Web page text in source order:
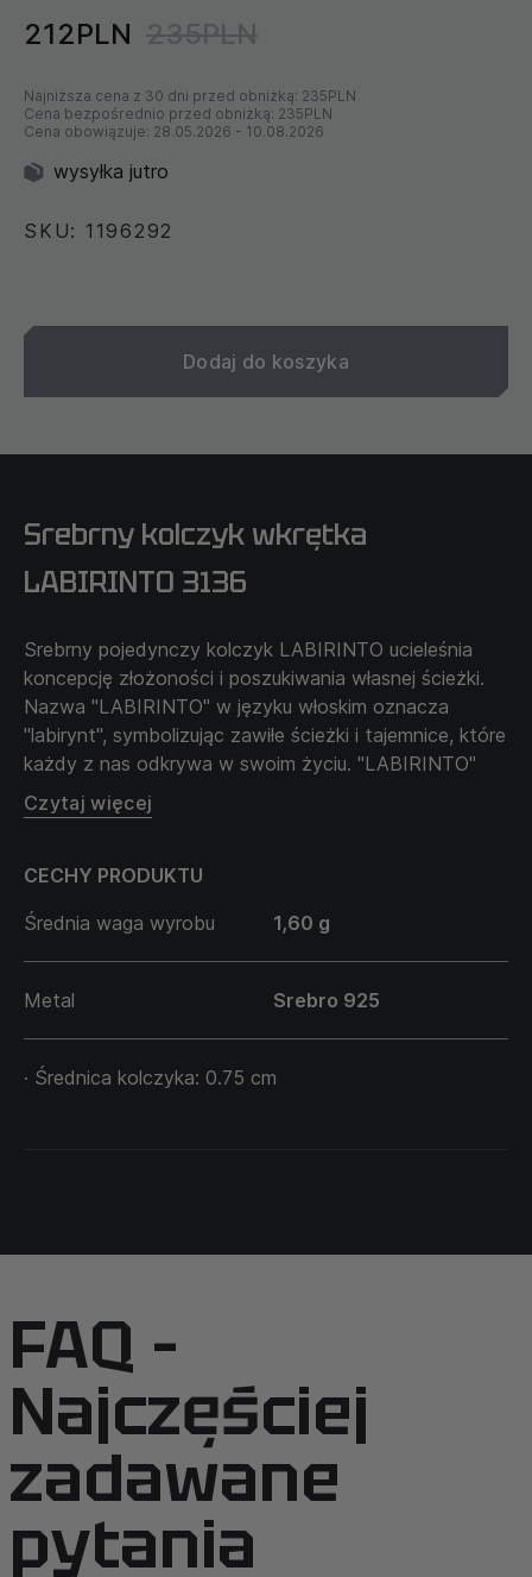
212PLN 235PLN
Najniższa cena z 30 dni przed obniżką: 235PLN
Cena bezpośrednio przed obniżką: 235PLN
Cena obowiązuje: 28.05.2026 - 10.08.2026
wysyłka jutro
SKU: 1196292
Dodaj do koszyka
Srebrny kolczyk wkrętka
LABIRINTO 3136
Srebrny pojedynczy kolczyk LABIRINTO ucieleśnia
koncepcję złożoności i poszukiwania własnej ścieżki.
Nazwa "LABIRINTO" w języku włoskim oznacza
"labirynt", symbolizując zawiłe ścieżki i tajemnice, które
każdy z nas odkrywa w swoim życiu. "LABIRINTO"
służy jako przypomnienie o wewnętrznych
poszukiwaniach i potrzebie odnajdywania własnych
uzupełnieniem dla tych, którzy pragną odzwierciedlać
głębię swojej osobowości i jej niepowtarzalną drogę.
Czytaj więcej
CECHY PRODUKTU
Średnia waga wyrobu
1,60 g
Metal Srebro 925
· Średnica kolczyka: 0.75 cm
FAQ –
Najczęściej
zadawane
pytania